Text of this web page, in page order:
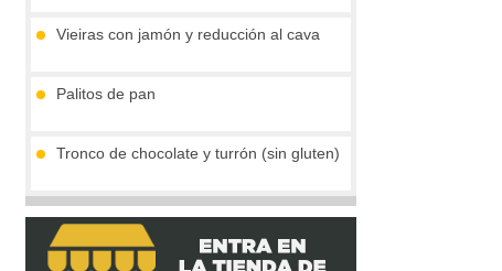
Vieiras con jamón y reducción al cava
Palitos de pan
Tronco de chocolate y turrón (sin gluten)
Crema de boletus y huevo de codorniz